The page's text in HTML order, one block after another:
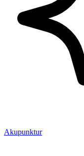
Akupunktur